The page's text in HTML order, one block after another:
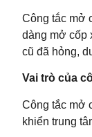
Công tắc mở
dàng mở cốp
cũ đã hỏng,
Vai trò của
Công tắc mở
khiển trung